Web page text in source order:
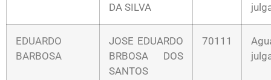
DA SILVA
EDUARDO
BARBOSA
JOSE EDUARDO
BRBOSA DOS
SANTOS
70111